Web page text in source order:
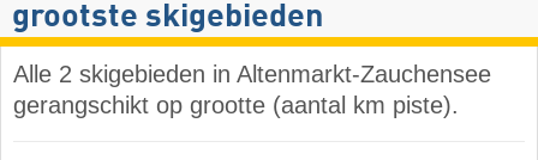
grootste skigebieden
Alle 2 skigebieden in Altenmarkt-Zauchensee
gerangschikt op grootte (aantal km piste).